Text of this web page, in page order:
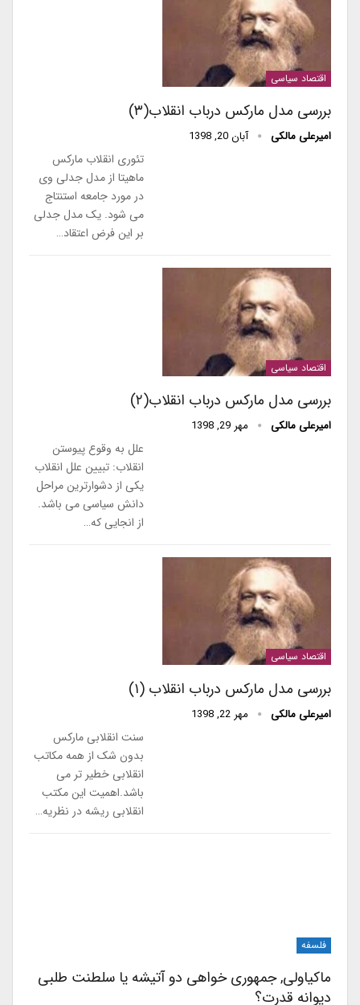
اقتصاد سیاسی
بررسی مدل مارکس درباب انقلاب(۳)
امیرعلی مالکی آبان 20, 1398
تئوری انقلاب مارکس
ماهیتا از مدل جدلی وی
در مورد جامعه استنتاج
می شود. یک مدل جدلی
بر این فرض اعتقاد…
اقتصاد سیاسی
بررسی مدل مارکس درباب انقلاب(۲)
امیرعلی مالکی مهر 29, 1398
علل به وقوع پیوستن
انقلاب: تبیین علل انقلاب
یکی از دشوارترین مراحل
دانش سیاسی می باشد.
از انجایی که…
اقتصاد سیاسی
بررسی مدل مارکس درباب انقلاب (۱)
امیرعلی مالکی مهر 22, 1398
سنت انقلابی مارکس
بدون شک از همه مکاتب
انقلابی خطیر تر می
باشد.اهمیت این مکتب
انقلابی ریشه در نظریه…
فلسفه
ماکیاولی, جمهوری خواهی دو آتیشه یا سلطنت طلبی
دیوانه قدرت؟